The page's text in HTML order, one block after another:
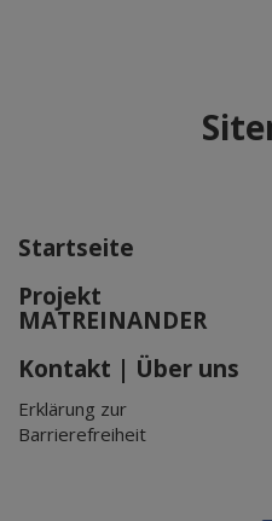
Startseite
Projekt
MATREINANDER
Kontakt | Über uns
Erklärung zur
Barrierefreiheit